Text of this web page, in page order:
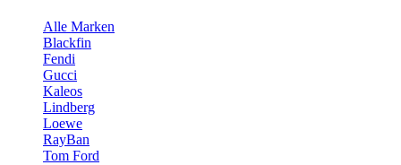
Alle Marken
Blackfin
Fendi
Gucci
Kaleos
Lindberg
Loewe
RayBan
Tom Ford